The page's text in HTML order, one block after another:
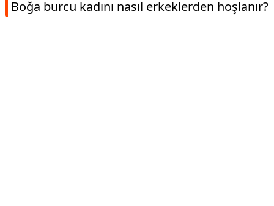
Boğa burcu kadını nasıl erkeklerden hoşlanır?